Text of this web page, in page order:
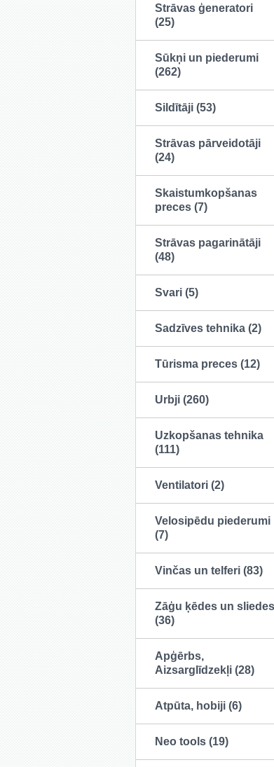
Strāvas ģeneratori
(25)
Sūkņi un piederumi
(262)
Sildītāji (53)
Strāvas pārveidotāji
(24)
Skaistumkopšanas
preces (7)
Strāvas pagarinātāji
(48)
Svari (5)
Sadzīves tehnika (2)
Tūrisma preces (12)
Urbji (260)
Uzkopšanas tehnika
(111)
Ventilatori (2)
Velosipēdu piederumi
(7)
Vinčas un telferi (83)
Zāģu ķēdes un sliedes
(36)
Apģērbs,
Aizsarglīdzekļi (28)
Atpūta, hobiji (6)
Neo tools (19)